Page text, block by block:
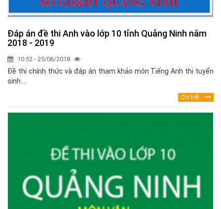
Đáp án đề thi Anh vào lớp 10 tỉnh Quảng Ninh năm
2018 - 2019
10:52 - 25/06/2018
Đề thi chính thức và đáp án tham khảo môn Tiếng Anh thi tuyển
sinh ...
Chi tiết